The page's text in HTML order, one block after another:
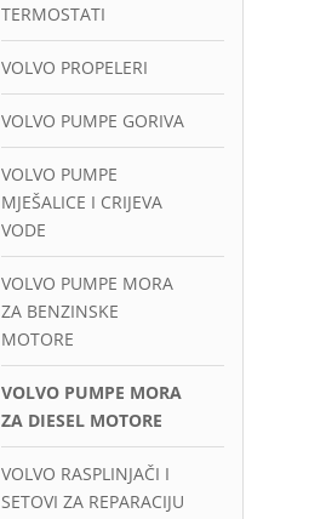
TERMOSTATI
VOLVO PROPELERI
VOLVO PUMPE GORIVA
VOLVO PUMPE
MJEŠALICE I CRIJEVA
VODE
VOLVO PUMPE MORA
ZA BENZINSKE
MOTORE
VOLVO PUMPE MORA
ZA DIESEL MOTORE
VOLVO RASPLINJAČI I
SETOVI ZA REPARACIJU